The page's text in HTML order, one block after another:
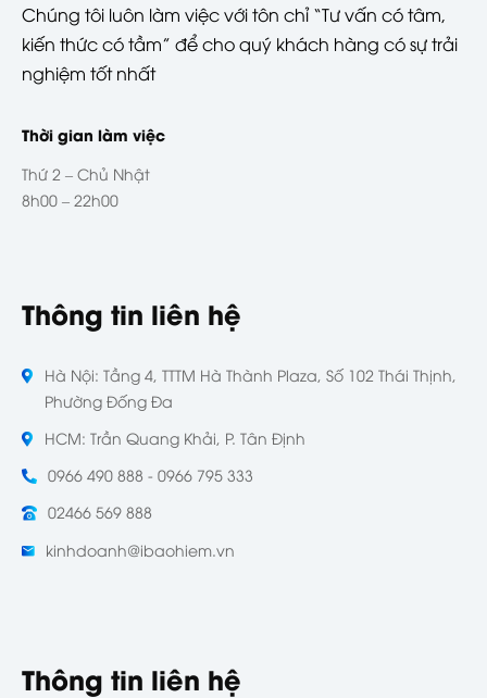
Chúng tôi luôn làm việc với tôn chỉ “Tư vấn có tâm,
kiến thức có tầm” để cho quý khách hàng có sự trải
nghiệm tốt nhất
Thời gian làm việc
Thứ 2 – Chủ Nhật
8h00 – 22h00
Thông tin liên hệ
Hà Nội: Tầng 4, TTTM Hà Thành Plaza, Số 102 Thái Thịnh,
Phường Đống Đa
HCM: Trần Quang Khải, P. Tân Định
0966 490 888 - 0966 795 333
02466 569 888
kinhdoanh@ibaohiem.vn
Thông tin liên hệ